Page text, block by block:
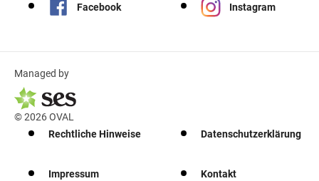
Facebook Instagram
Managed by
© 2026 OVAL
Rechtliche Hinweise
Datenschutzerklärung
Impressum Kontakt